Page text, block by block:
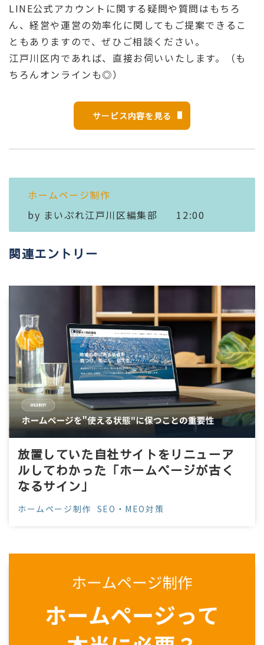
LINE公式アカウントに関する疑問や質問はもちろ
ん、経営や運営の効率化に関してもご提案できるこ
ともありますので、ぜひご相談ください。
江戸川区内であれば、直接お伺いいたします。（も
ちろんオンラインも◎）
サービス内容を見る
ホームページ制作
by まいぷれ江戸川区編集部 12:00
関連エントリー
放置していた自社サイトをリニューア
ルしてわかった「ホームページが古く
なるサイン」
ホームページ制作 SEO・MEO対策